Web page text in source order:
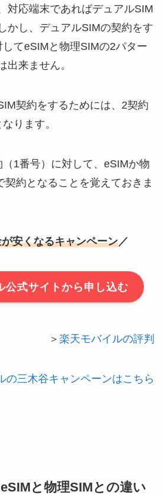
対応端末であればデュアルSIM
かし、デュアルSIMの契約をす
てeSIMと物理SIMの2パター
出来ません。
契約をするためには、2契約
ります。
1番号）に対して、eSIMか物
契約となることを覚えておきま
安くなるキャンペーン／
公式サイトから申し込む
＞楽天モバイルの評判
の三木谷キャンペーンはこちら
と物理SIMとの違い